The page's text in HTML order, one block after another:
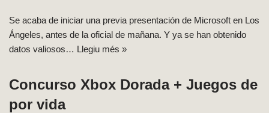
Se acaba de iniciar una previa presentación de Microsoft en Los
Ángeles, antes de la oficial de mañana. Y ya se han obtenido
datos valiosos… Llegiu més »
Concurso Xbox Dorada + Juegos de
por vida